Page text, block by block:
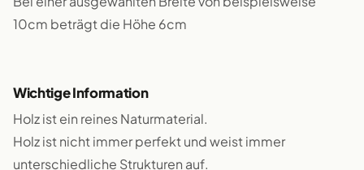
10cm beträgt die Höhe 6cm
Wichtige Information
Holz ist ein reines Naturmaterial.
Holz ist nicht immer perfekt und weist immer
unterschiedliche Strukturen auf.